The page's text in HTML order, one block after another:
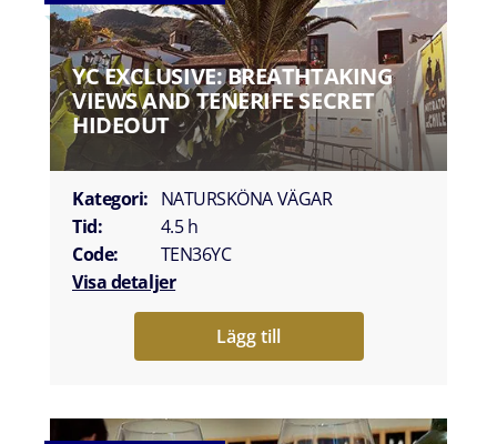
YC EXCLUSIVE: BREATHTAKING
VIEWS AND TENERIFE SECRET
HIDEOUT
Kategori: NATURSKÖNA VÄGAR
Tid:
4.5 h
Code:
TEN36YC
Visa detaljer
Lägg till